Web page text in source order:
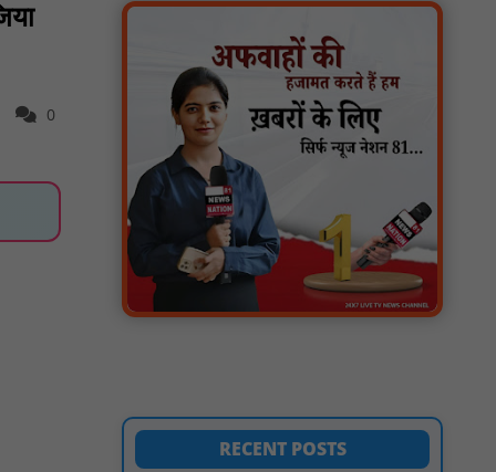
0
RECENT POSTS
पीएचईडी विभाग मंत्री ने जहाजपुर विधानसभा क्षेत्र में
विभिन्न विकास कार्यों का किया शिलान्यास एवं
लोकार्पण : NN81
पारस पोर्टल से होगी योजनाओं की नियमित समीक्षा,
मुख्यमंत्री विष्णुदेव साय ने दिए समयबद्ध क्रियान्वयन
के निर्देश : NN81
सोलर हाई मास्ट से रोशन हो रहे वनांचल के गांव,
नियद नेल्लानार ग्रामों में बढ़ी सुरक्षा और सुविधा :
NN81
सरस्वती साइकिल योजना के तहत 18 छात्राओं को
साइकिल वितरण, 'एक पेड़ माँ के नाम' अभियान में
टिमरनी नगर व आसपास के ग्रामीण क्षेत्रों के स्कूल